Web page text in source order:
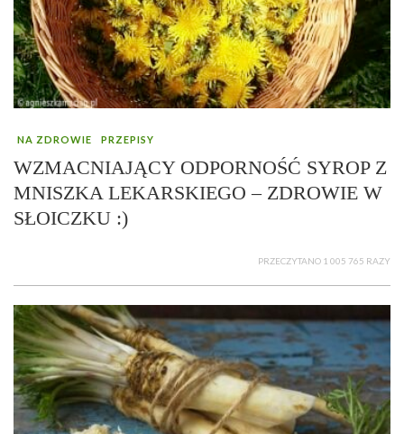
NA ZDROWIE PRZEPISY
WZMACNIAJĄCY ODPORNOŚĆ SYROP Z
MNISZKA LEKARSKIEGO – ZDROWIE W
SŁOICZKU :)
PRZECZYTANO 1 005 765 RAZY